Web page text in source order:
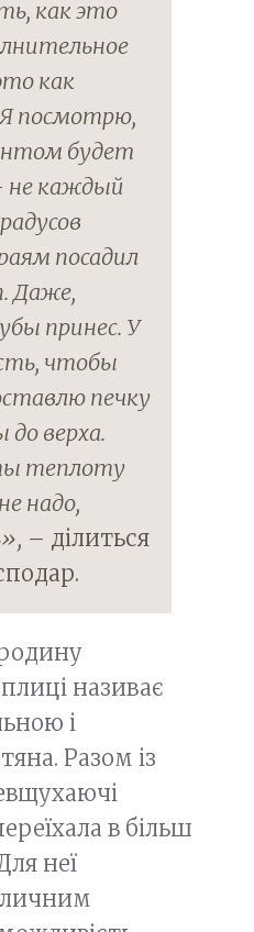
как это
как
посмотрю,
будет
не каждый
посадил
Даже,
принес. У
чтобы
печку
до верха.
теплоту
надо,
– ділиться
називає
і
Разом із
в більш
неї